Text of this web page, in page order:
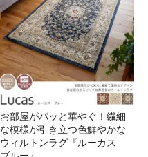
お部屋がパッと華やぐ！繊細
な模様が引き立つ色鮮やかな
ウィルトンラグ『ルーカス